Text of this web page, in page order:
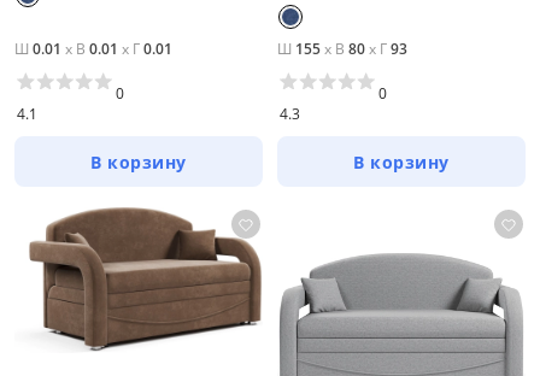
Ш 0.01 x В 0.01 x Г0.01
4.1
0
В корзину
Ш 155x В 80x Г93
4.3
0
В корзину